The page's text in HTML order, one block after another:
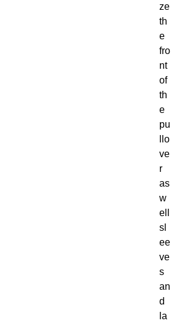
ze
th
e
fro
nt
of
th
e
pu
llo
ve
r
as
w
ell
sl
ee
ve
s
an
d
la